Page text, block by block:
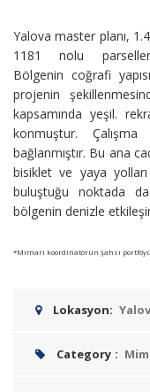
Yalova master planı,
1181 nolu
Bölgenin coğrafi
projenin
kapsamında yeşil.
konmuştur.
bağlanmıştır. Bu ana
bisiklet ve yaya
buluştuğu noktada da
bölgenin denizle
*Mimari koordinatörün şahsi
Lokasyon:
Category :